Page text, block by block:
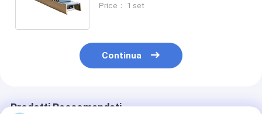
ondulato della macchina
Price： 1 set
Continua
Prodotti Raccomandati